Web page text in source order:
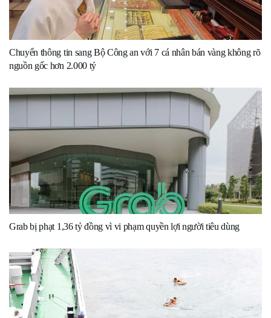
Chuyển thông tin sang Bộ Công an với 7 cá nhân bán vàng không rõ
nguồn gốc hơn 2.000 tỷ
Grab bị phạt 1,36 tỷ đồng vì vi phạm quyền lợi người tiêu dùng